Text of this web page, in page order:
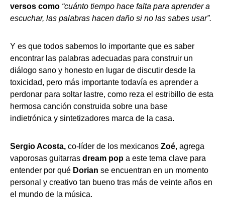
versos como “cuánto tiempo hace falta para aprender a
escuchar, las palabras hacen daño si no las sabes usar”.
Y es que todos sabemos lo importante que es saber
encontrar las palabras adecuadas para construir un
diálogo sano y honesto en lugar de discutir desde la
toxicidad, pero más importante todavía es aprender a
perdonar para soltar lastre, como reza el estribillo de esta
hermosa canción construida sobre una base
indietrónica y sintetizadores marca de la casa.
Sergio Acosta, co-líder de los mexicanos Zoé, agrega
vaporosas guitarras dream pop a este tema clave para
entender por qué Dorian se encuentran en un momento
personal y creativo tan bueno tras más de veinte años en
el mundo de la música.